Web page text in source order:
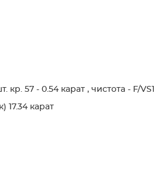
кр. 57 - 0.54 карат , чистота - F/VS1
17.34 карат